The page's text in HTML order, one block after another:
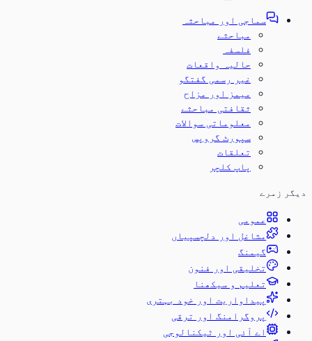
سماجی اور مباحثہ
مباحثے
فلسفہ
حالیہ واقعات
غیر رسمی گفتگو
میمز اور مزاح
ثقافتی مباحثے
معلوماتی سوالات
سپورٹ گروپس
تعلقات
پاپ کلچر
دیگر زمرے
عمومی
مشاغل اور دلچسپیاں
گیمنگ
تخلیقی اور فنون
تعلیم و سیکھنا
پیداواریت اور خود بہتری
پروگرامنگ اور ترقی
اے آئی اور ٹیکنالوجی